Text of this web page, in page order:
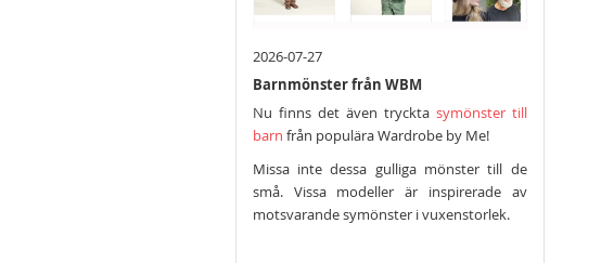
2026-07-27
Barnmönster från WBM
Nu finns det även tryckta symönster till
barn från populära Wardrobe by Me!
Missa inte dessa gulliga mönster till de
små. Vissa modeller är inspirerade av
motsvarande symönster i vuxenstorlek.